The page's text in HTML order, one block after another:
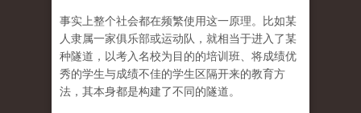
事实上整个社会都在频繁使用这一原理。比如某
人隶属一家俱乐部或运动队，就相当于进入了某
种隧道，以考入名校为目的的培训班、将成绩优
秀的学生与成绩不佳的学生区隔开来的教育方
法，其本身都是构建了不同的隧道。